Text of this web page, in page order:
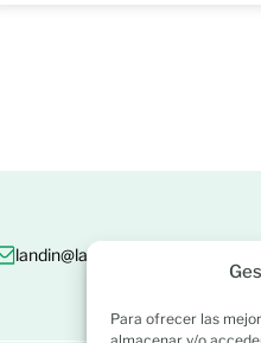
Para ofrecer las
landin@landin.es